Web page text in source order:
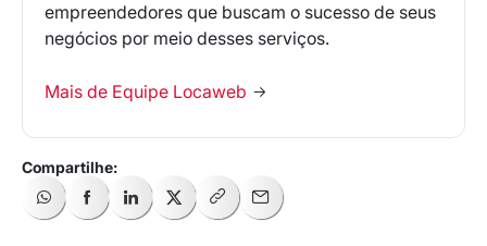
empreendedores que buscam o sucesso de seus
negócios por meio desses serviços.
Mais de Equipe Locaweb
Receba os melhores insights da Locaweb
digital que valem a leitura.
E-mail